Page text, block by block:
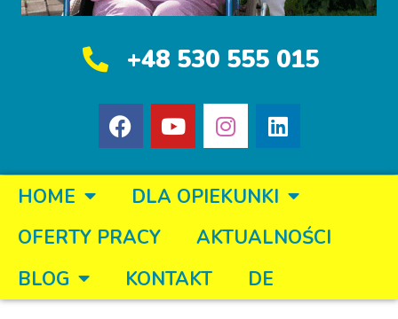
+48 530 555 015
HOME
DLA OPIEKUNKI
OFERTY PRACY
AKTUALNOŚCI
BLOG
KONTAKT DE